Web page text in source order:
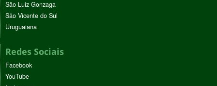
São Luiz Gonzaga
São Vicente do Sul
Uruguaiana
Redes Sociais
Facebook
YouTube